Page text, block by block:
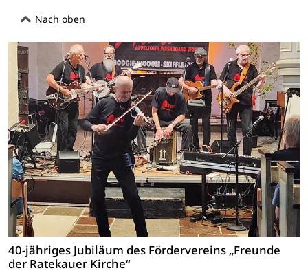
Nach oben
40-jähriges Jubiläum des Fördervereins „Freunde
der Ratekauer Kirche“